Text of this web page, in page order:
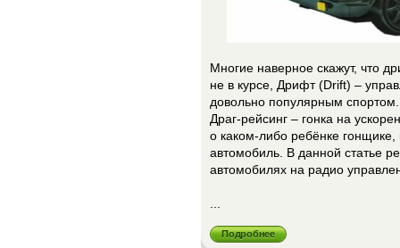
Многие наверное скажут, что
не в курсе, Дрифт (Drift) –
довольно популярным
Драг-рейсинг – гонка на
о каком-либо ребёнке
автомобиль. В данной статье
автомобилях на радио
Подробнее